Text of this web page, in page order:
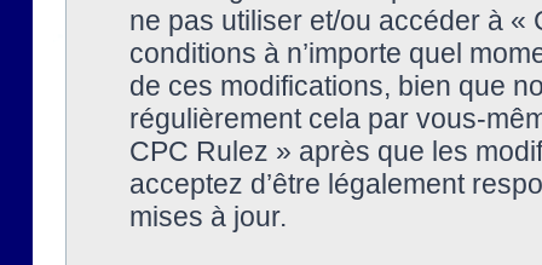
ne pas utiliser et/ou accéder à
conditions à n’importe quel
de ces modifications, bien que
régulièrement cela par vous-
CPC Rulez » après que les
acceptez d’être légalement
mises à jour.